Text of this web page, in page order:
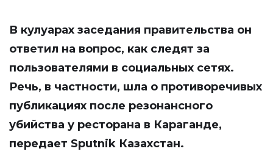
В кулуарах заседания правительства он
ответил на вопрос, как следят за
пользователями в социальных сетях.
Речь, в частности, шла о противоречивых
публикациях после резонансного
убийства у ресторана в Караганде,
передает Sputnik Казахстан.